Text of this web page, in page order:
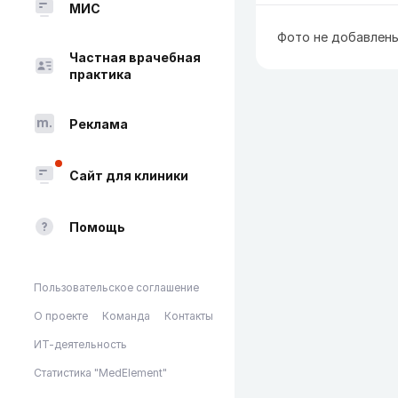
МИС
Частная врачебная
практика
Реклама
Сайт для клиники
Помощь
Пользовательское соглашение
О проекте Команда Контакты
ИТ-деятельность
Статистика "MedElement"
Фото не